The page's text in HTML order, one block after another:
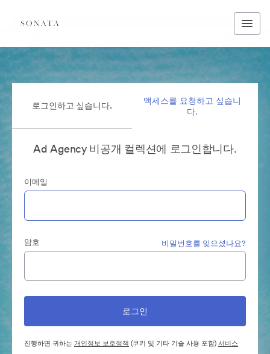
로그인하고 싶습니다.
액세스를 요청하고 싶습니
다.
Ad Agency 비공개 컬렉션에 로그인합니다.
이메일
암호 비밀번호를 잊으셨나요?
진행하면 귀하는개인정보 보호정책 (쿠키 및 기타 기술 사용 포함)서비스